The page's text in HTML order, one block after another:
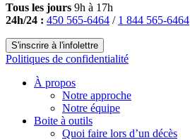
Tous les jours 9h à 17h
24h/24 : 450 565-6464 / 1 844 565-6464
S'inscrire à l'infolettre
Politiques de confidentialité
À propos
Notre approche
Notre équipe
Boite à outils
Quoi faire lors d’un décès